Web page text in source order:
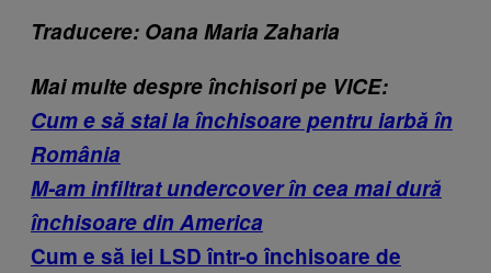
Traducere: Oana Maria Zaharia
Mai multe despre închisori pe VICE:
Cum e să stai la închisoare pentru iarbă în
România
M-am infiltrat undercover în cea mai dură
închisoare din America
Cum e să iei LSD într-o închisoare de